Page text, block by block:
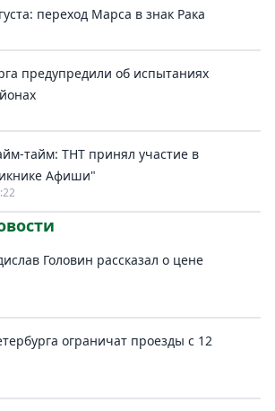
переход Марса в знак Рака
предупредили об испытаниях
тайм: ТНТ принял участие в
Афиши"
Головин рассказал о цене
ограничат проезды с 12